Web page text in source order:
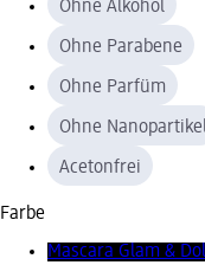
Ohne Alkohol
Ohne Parabene
Ohne Parfüm
Ohne
Acetonfrei
Farbe
Mascara Glam &